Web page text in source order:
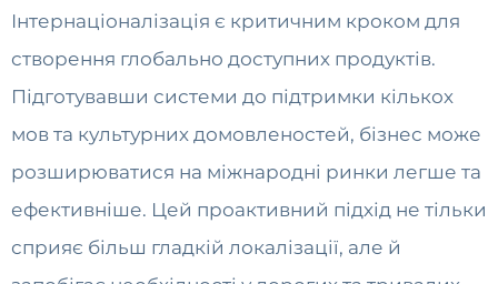
Інтернаціоналізація є критичним кроком для
створення глобально доступних продуктів.
Підготувавши системи до підтримки кількох
мов та культурних домовленостей, бізнес може
розширюватися на міжнародні ринки легше та
ефективніше. Цей проактивний підхід не тільки
сприяє більш гладкій локалізації, але й